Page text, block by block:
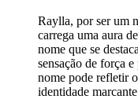
Raylla, por ser um
carrega uma aura
nome que se
sensação de força
nome pode refletir
identidade